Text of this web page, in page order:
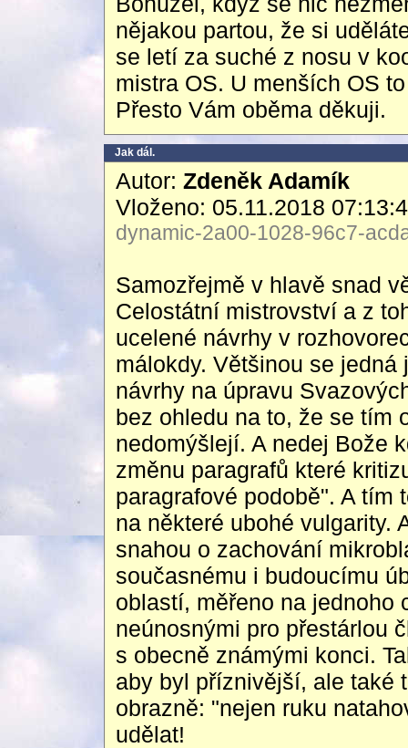
nějakou partou, že si
se letí za suché z nosu v
mistra OS. U menších OS
Přesto Vám oběma děkuji.
Jak dál.
Autor: Zdeněk Adamík
Vloženo: 05.11.2018
dynamic-2a00-1028-96c7-
Samozřejmě v hlavě snad
Celostátní mistrovství a z
ucelené návrhy v
málokdy. Většinou se
návrhy na úpravu
bez ohledu na to, že se tím
nedomýšlejí. A nedej Bože
změnu paragrafů které
paragrafové podobě". A
na některé ubohé vulgarity.
snahou o zachování
současnému i budoucímu
oblastí, měřeno na jednoho
neúnosnými pro přestárlou
s obecně známými konci.
aby byl příznivější, ale také
obrazně: "nejen ruku
udělat!